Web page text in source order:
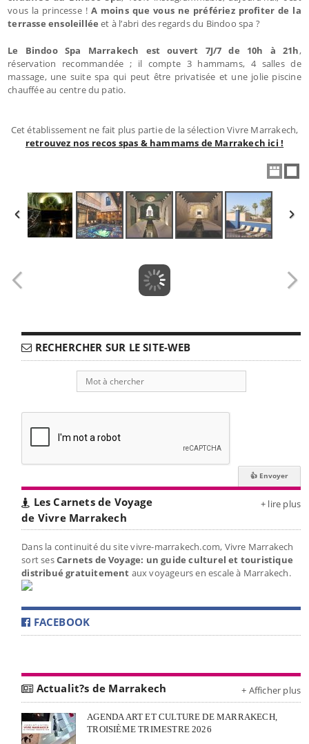
vous la princesse ! A moins que vous ne préfériez profiter de la
terrasse ensoleillée et à l’abri des regards du Bindoo spa ?
Le Bindoo Spa Marrakech est ouvert 7J/7 de 10h à 21h,
réservation recommandée ; il compte 3 hammams, 4 salles de
massage, une suite spa qui peut être privatisée et une jolie piscine
chauffée au centre du patio.
Cet établissement ne fait plus partie de la sélection Vivre Marrakech,
retrouvez nos recos spas & hammams de Marrakech ici !
RECHERCHER SUR LE SITE-WEB
Les Carnets de Voyage
de Vivre Marrakech
+ lire plus
Dans la continuité du site vivre-marrakech.com, Vivre Marrakech
sort sesCarnets de Voyage: un guide culturel et touristique
distribué gratuitement aux voyageurs en escale à Marrakech.
FACEBOOK
Actualit?s de Marrakech + Afficher plus
AGENDA ART ET CULTURE DE MARRAKECH,
TROISIÈME TRIMESTRE 2026